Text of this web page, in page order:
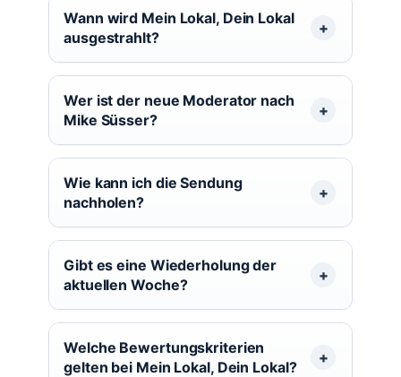
Wann wird Mein Lokal, Dein Lokal
ausgestrahlt?
Wer ist der neue Moderator nach
Mike Süsser?
Wie kann ich die Sendung
nachholen?
Gibt es eine Wiederholung der
aktuellen Woche?
Welche Bewertungskriterien
gelten bei Mein Lokal, Dein Lokal?